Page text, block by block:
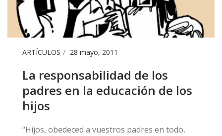
ARTÍCULOS 28 mayo, 2011
​La responsabilidad de los
padres en la educación de los
hijos
​“Hijos, obedeced a vuestros padres en todo,